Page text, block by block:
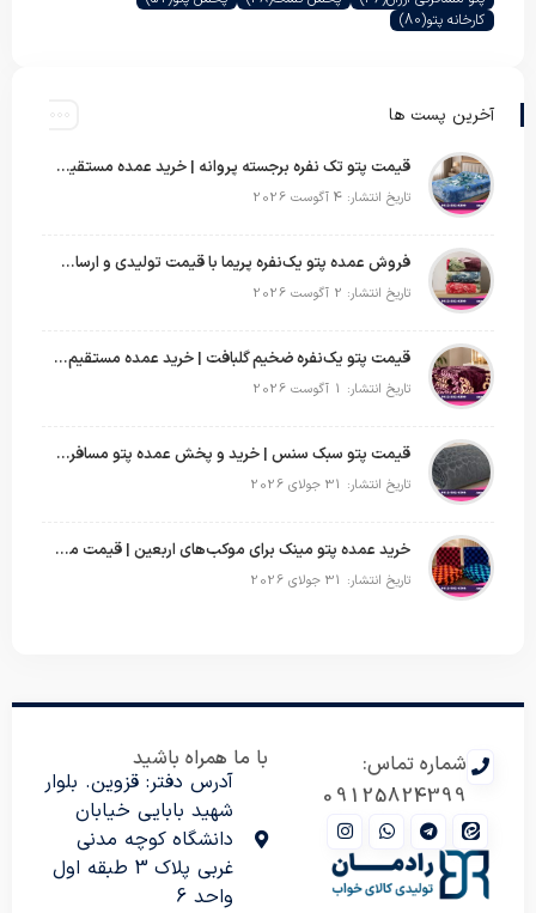
کارخانه پتو(80)
آخرین پست ها
قیمت پتو تک نفره برجسته پروانه | خرید عمده مستقیم با بهترین قیمت بازار
تاریخ انتشار: 4 آگوست 2026
فروش عمده پتو یک‌نفره پریما با قیمت تولیدی و ارسال به سراسر کشور
تاریخ انتشار: 2 آگوست 2026
قیمت پتو یک‌نفره ضخیم گلبافت | خرید عمده مستقیم با بهترین قیمت
تاریخ انتشار: 1 آگوست 2026
قیمت پتو سبک سنس | خرید و پخش عمده پتو مسافرتی Sense
تاریخ انتشار: 31 جولای 2026
خرید عمده پتو مینک برای موکب‌های اربعین | قیمت مناسب و ارسال سریع
تاریخ انتشار: 31 جولای 2026
شماره تماس:
09125824399
با ما همراه باشید
آدرس دفتر: قزوین. بلوار
شهید بابایی خیابان
دانشگاه کوچه مدنی
غربی پلاک 3 طبقه اول
واحد 6